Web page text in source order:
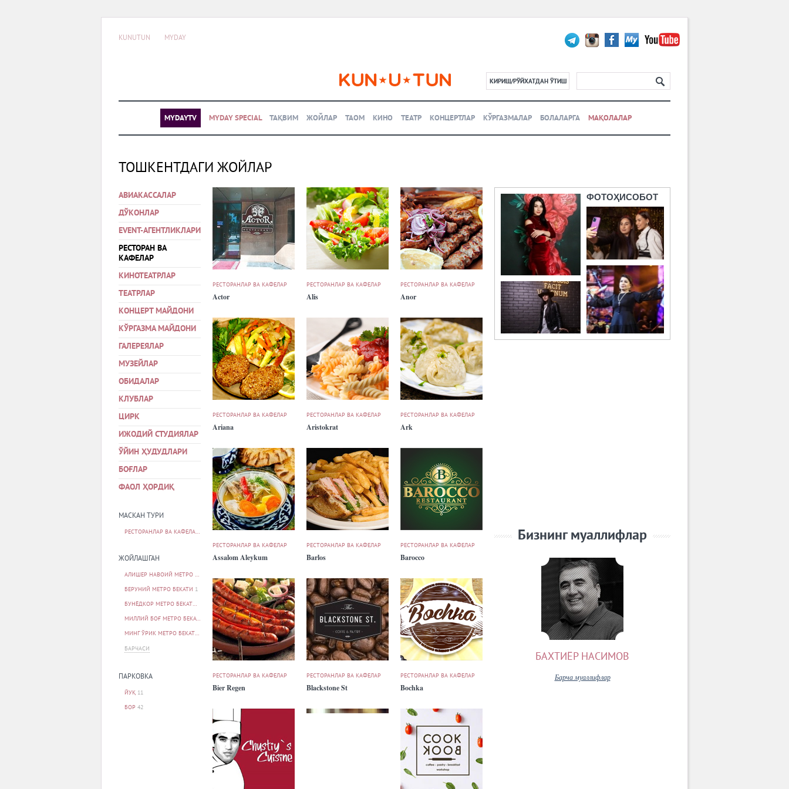
KUNUTUN MYDAY
КИРИШ/РЎЙХАТДАН ЎТИШ
MYDAYTV MYDAY SPECIAL ТАҚВИМ ЖОЙЛАР ТАОМ КИНО ТЕАТР КОНЦЕРТЛАР КЎРГАЗМАЛАР БОЛАЛАРГА МАҚОЛАЛАР
ТОШКЕНТДАГИ ЖОЙЛАР
АВИАКАССАЛАР
ДЎКОНЛАР
EVENT-АГЕНТЛИКЛАРИ
РЕСТОРАН ВА
КАФЕЛАР
КИНОТЕАТРЛАР
ТЕАТРЛАР
КОНЦЕРТ МАЙДОНИ
КЎРГАЗМА МАЙДОНИ
ГАЛЕРЕЯЛАР
МУЗЕЙЛАР
ОБИДАЛАР
КЛУБЛАР
ЦИРК
ИЖОДИЙ СТУДИЯЛАР
ЎЙИН ҲУДУДЛАРИ
БОҒЛАР
ФАОЛ ҲОРДИҚ
МАСКАН ТУРИ
РЕСТОРАНЛАР ВА КАФЕЛАР
ЖОЙЛАШГАН
АЛИШЕР НАВОИЙ МЕТРО БЕКАТИ
БЕРУНИЙ МЕТРО БЕКАТИ 1
БУНЁДКОР МЕТРО БЕКАТИ
МИЛЛИЙ БОҒ МЕТРО БЕКАТИ
МИНГ ЎРИК МЕТРО БЕКАТИ
БАРЧАСИ
ПАРКОВКА
ЙУҚ 11
БОР 42
РЕСТОРАНЛАР ВА КАФЕЛАР
Actor
РЕСТОРАНЛАР ВА КАФЕЛАР
Alis
РЕСТОРАНЛАР ВА КАФЕЛАР
Anor
РЕСТОРАНЛАР ВА КАФЕЛАР
Ariana
РЕСТОРАНЛАР ВА КАФЕЛАР
Aristokrat
РЕСТОРАНЛАР ВА КАФЕЛАР
Ark
РЕСТОРАНЛАР ВА КАФЕЛАР
Assalom Aleykum
РЕСТОРАНЛАР ВА КАФЕЛАР
Barlos
РЕСТОРАНЛАР ВА КАФЕЛАР
Barocco
РЕСТОРАНЛАР ВА КАФЕЛАР
Bier Regen
РЕСТОРАНЛАР ВА КАФЕЛАР
Blackstone St
РЕСТОРАНЛАР ВА КАФЕЛАР
Bochka
ФОТОҲИСОБОТ
Бизнинг муаллифлар
БАХТИЁР НАСИМОВ
Барча муаллифлар